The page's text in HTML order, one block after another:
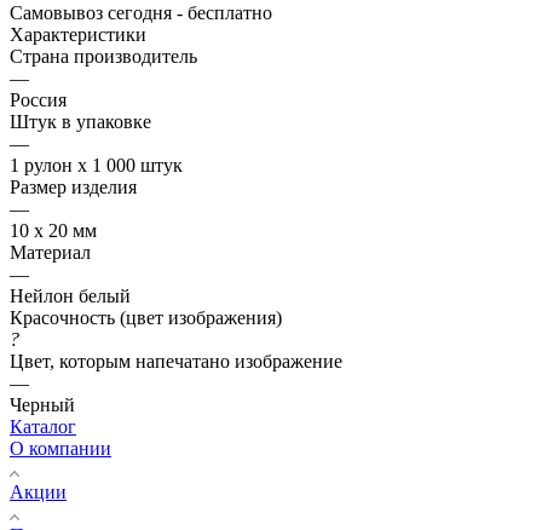
Самовывоз сегодня - бесплатно
Характеристики
Страна производитель
—
Россия
Штук в упаковке
—
1 рулон х 1 000 штук
Размер изделия
—
10 х 20 мм
Материал
—
Нейлон белый
Красочность (цвет изображения)
?
Цвет, которым напечатано изображение
—
Черный
Каталог
О компании
Акции